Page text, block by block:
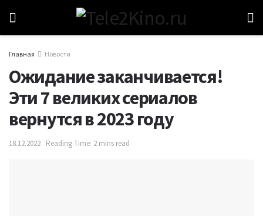
Главная Новости
Ожидание заканчивается!
Эти 7 великих сериалов
вернутся в 2023 году
18.12.2022 Reading Time: 2 mins read